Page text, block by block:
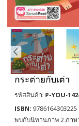
กระต่ายกับเต่า
รหัสสินค้า: P-YOU-
ISBN: 9786164303225
พบกับนิทานภาพ 2 ภาษ